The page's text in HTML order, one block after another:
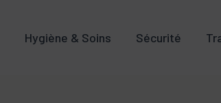
Hygiène & Soins Sécurité